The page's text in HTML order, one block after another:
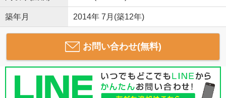
築年月 2014年 7月(築12年)
お問い合わせ(無料)